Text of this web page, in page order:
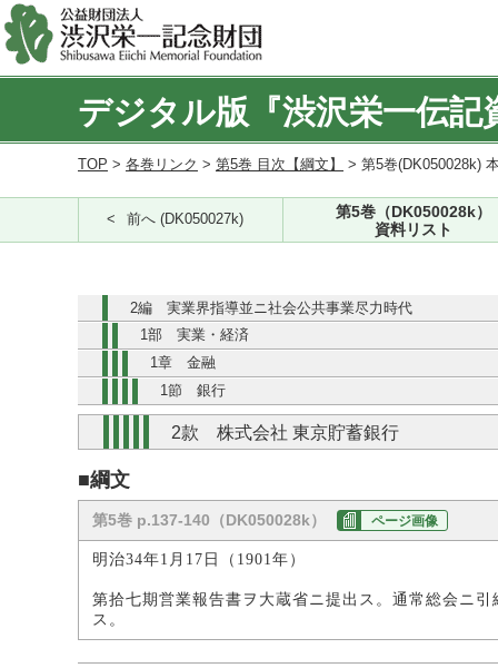
デジタル版『渋沢栄一伝記
TOP > 各巻リンク > 第5巻 目次【綱文】 > 第5巻(DK050028k)
前へ (DK050027k)
第5巻（DK050028k）
資料リスト
2編 実業界指導並ニ社会公共事業尽力時代
1部 実業・経済
1章 金融
1節 銀行
2款 株式会社 東京貯蓄銀行
■綱文
第5巻 p.137-140（DK050028k） ページ画像
明治34年1月17日（1901年）
第拾七期営業報告書ヲ大蔵省ニ提出ス。通常総会ニ
ス。